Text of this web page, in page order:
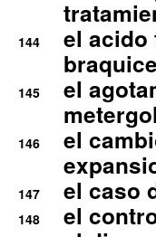
144
el acido
145
el
146
el
147 el caso
148 el